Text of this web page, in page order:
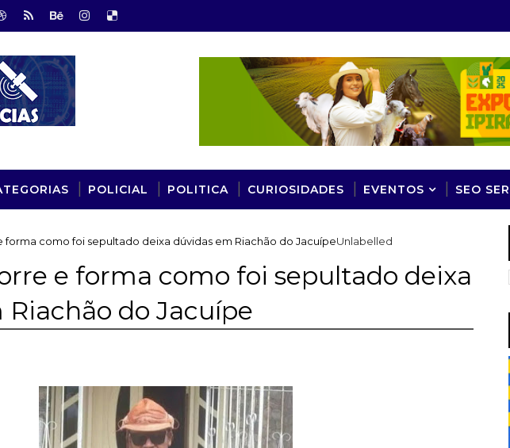
POLICIAL POLITICA CURIOSIDADES EVENTOS SEO
Unlabelled
forma como foi sepultado deixa dúvidas em Riachão do Jacuípe
e forma como foi sepultado deixa
do Jacuípe